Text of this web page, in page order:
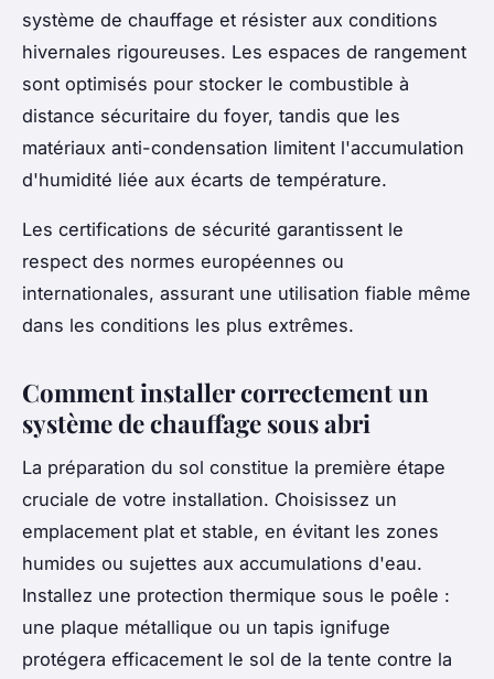
système de chauffage et résister aux conditions
hivernales rigoureuses. Les espaces de rangement
sont optimisés pour stocker le combustible à
distance sécuritaire du foyer, tandis que les
matériaux anti-condensation limitent l'accumulation
d'humidité liée aux écarts de température.
Les certifications de sécurité garantissent le
respect des normes européennes ou
internationales, assurant une utilisation fiable même
dans les conditions les plus extrêmes.
Comment installer correctement un
système de chauffage sous abri
La préparation du sol constitue la première étape
cruciale de votre installation. Choisissez un
emplacement plat et stable, en évitant les zones
humides ou sujettes aux accumulations d'eau.
Installez une protection thermique sous le poêle :
une plaque métallique ou un tapis ignifuge
protégera efficacement le sol de la tente contre la